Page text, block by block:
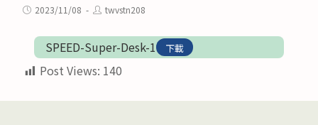
Post2023/11/08
Posttwvstn208
SPEED-Super-Desk-1 下載
Post Views: 140